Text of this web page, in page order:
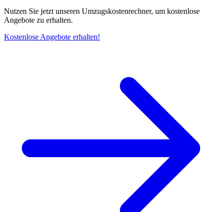
Nutzen Sie jetzt unseren Umzugskostenrechner, um kostenlose
Angebote zu erhalten.
Kostenlose Angebote erhalten!